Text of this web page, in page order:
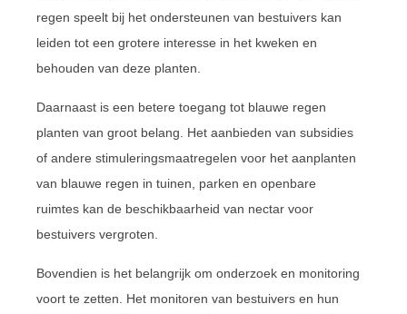
regen speelt bij het ondersteunen van bestuivers kan
leiden tot een grotere interesse in het kweken en
behouden van deze planten.
Daarnaast is een betere toegang tot blauwe regen
planten van groot belang. Het aanbieden van subsidies
of andere stimuleringsmaatregelen voor het aanplanten
van blauwe regen in tuinen, parken en openbare
ruimtes kan de beschikbaarheid van nectar voor
bestuivers vergroten.
Bovendien is het belangrijk om onderzoek en monitoring
voort te zetten. Het monitoren van bestuivers en hun